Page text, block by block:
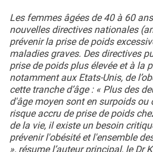
Les femmes âgées de 40 à 60
nouvelles directives nationales
prévenir la prise de poids
maladies graves. Des directives
prise de poids plus élevée et à la
notamment aux Etats-Unis, de
cette tranche d’âge : « Plus des
d'âge moyen sont en surpoids ou
risque accru de prise de poids
de la vie, il existe un besoin
prévenir l'obésité et l'ensemble
», résume l’auteur principal, le Dr